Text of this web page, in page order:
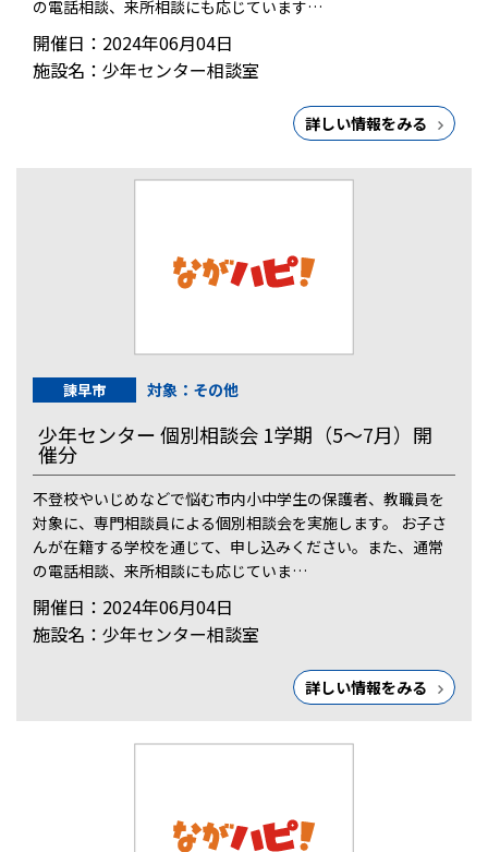
の電話相談、来所相談にも応じています…
開催日：2024年06月04日
施設名：少年センター相談室
詳しい情報をみる
諫早市 対象：その他
少年センター 個別相談会 1学期（5～7月）開
催分
不登校やいじめなどで悩む市内小中学生の保護者、教職員を
対象に、専門相談員による個別相談会を実施します。 お子さ
んが在籍する学校を通じて、申し込みください。また、通常
の電話相談、来所相談にも応じていま…
開催日：2024年06月04日
施設名：少年センター相談室
詳しい情報をみる